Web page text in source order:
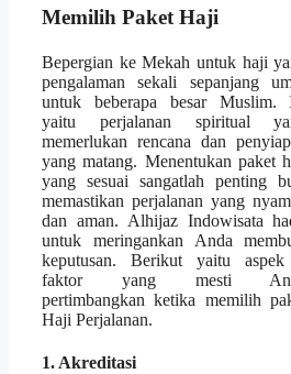
Memilih Paket Haji
Bepergian ke Mekah untuk haji
pengalaman sekali sepanjang
untuk beberapa besar Muslim.
yaitu perjalanan spiritual
memerlukan rencana dan
yang matang. Menentukan paket
yang sesuai sangatlah penting
memastikan perjalanan yang
dan aman. Alhijaz Indowisata
untuk meringankan Anda
keputusan. Berikut yaitu
faktor yang mesti
pertimbangkan ketika memilih
Haji Perjalanan.
1. Akreditasi